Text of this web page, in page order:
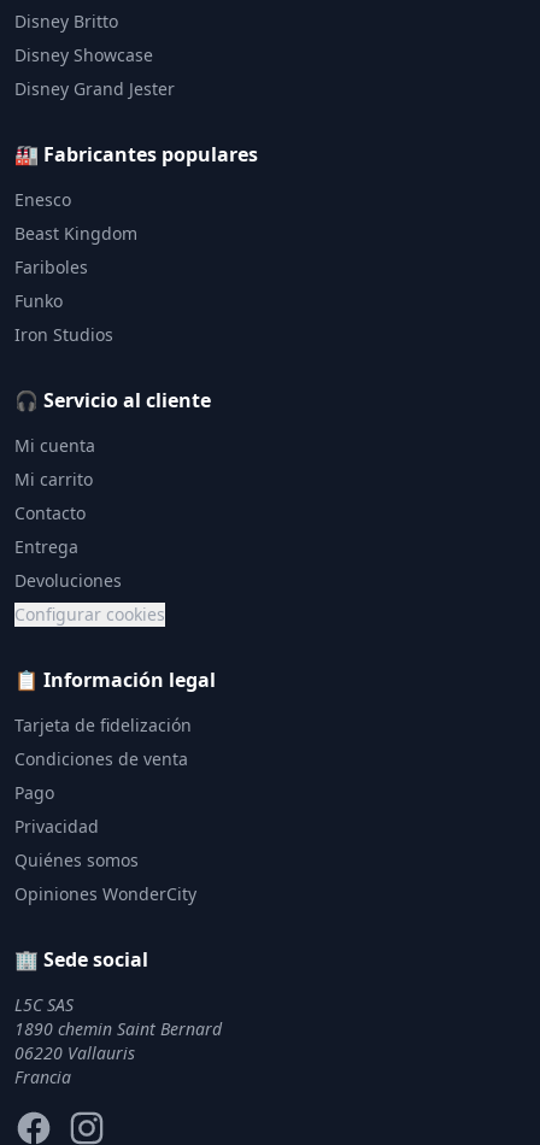
Disney Britto
Disney Showcase
Disney Grand Jester
🏭 Fabricantes populares
Enesco
Beast Kingdom
Fariboles
Funko
Iron Studios
🎧 Servicio al cliente
Mi cuenta
Mi carrito
Contacto
Entrega
Devoluciones
Configurar cookies
📋 Información legal
Tarjeta de fidelización
Condiciones de venta
Pago
Privacidad
Quiénes somos
Opiniones WonderCity
🏢 Sede social
L5C SAS
1890 chemin Saint Bernard
06220 Vallauris
Francia
FacebookInstagram